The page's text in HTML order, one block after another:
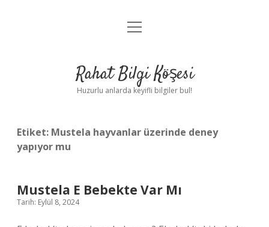
Anasayfa
Yasal Uyarı
menüyü
Rahat Bilgi Köşesi
Huzurlu anlarda keyifli bilgiler bul!
Etiket: Mustela hayvanlar üzerinde deney
yapıyor mu
Mustela E Bebekte Var Mı
Tarih: Eylül 8, 2024